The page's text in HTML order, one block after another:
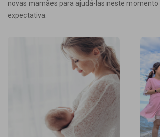
novas mamães para ajudá-las neste momento
expectativa.